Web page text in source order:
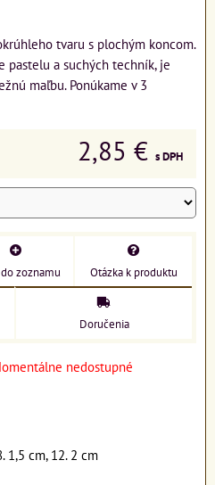
tvaru s plochým koncom.
pastelu a suchých techník, je
maľbu. Ponúkame v 3
2,85 € s DPH
zoznamu Otázka k produktu
Doručenia
nedostupné
1,5 cm, 12. 2 cm